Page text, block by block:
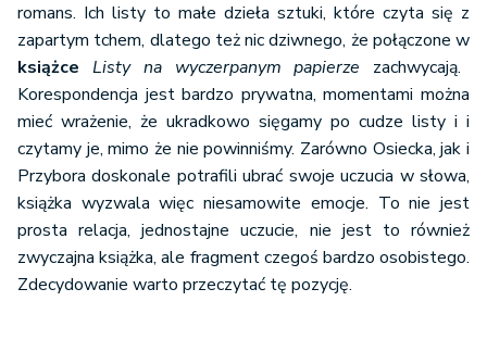
romans. Ich listy to małe dzieła sztuki, które czyta się z
zapartym tchem, dlatego też nic dziwnego, że połączone w
książce Listy na wyczerpanym papierze zachwycają.
Korespondencja jest bardzo prywatna, momentami można
mieć wrażenie, że ukradkowo sięgamy po cudze listy i i
czytamy je, mimo że nie powinniśmy. Zarówno Osiecka, jak i
Przybora doskonale potrafili ubrać swoje uczucia w słowa,
książka wyzwala więc niesamowite emocje. To nie jest
prosta relacja, jednostajne uczucie, nie jest to również
zwyczajna książka, ale fragment czegoś bardzo osobistego.
Zdecydowanie warto przeczytać tę pozycję.